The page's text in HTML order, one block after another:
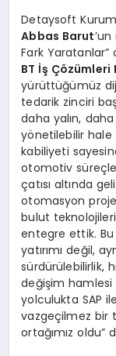
Detaysoft
Abbas Barut
Fark
BT İş Çözümleri
yürüttüğümüz
tedarik zinciri
daha yalın,
yönetilebilir hale
kabiliyeti
otomotiv
çatısı altında
otomasyon
bulut
entegre ettik.
yatırımı değil,
sürdürülebilirlik,
değişim hamlesi
yolculukta SAP
vazgeçilmez bir
ortağımız oldu”